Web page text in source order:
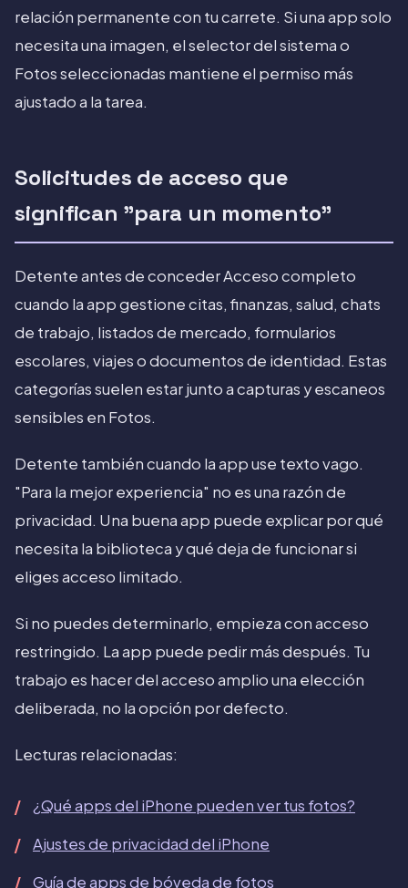
relación permanente con tu carrete. Si una app solo
necesita una imagen, el selector del sistema o
Fotos seleccionadas mantiene el permiso más
ajustado a la tarea.
Solicitudes de acceso que
significan "para un momento"
Detente antes de conceder Acceso completo
cuando la app gestione citas, finanzas, salud, chats
de trabajo, listados de mercado, formularios
escolares, viajes o documentos de identidad. Estas
categorías suelen estar junto a capturas y escaneos
sensibles en Fotos.
Detente también cuando la app use texto vago.
"Para la mejor experiencia" no es una razón de
privacidad. Una buena app puede explicar por qué
necesita la biblioteca y qué deja de funcionar si
eliges acceso limitado.
Si no puedes determinarlo, empieza con acceso
restringido. La app puede pedir más después. Tu
trabajo es hacer del acceso amplio una elección
deliberada, no la opción por defecto.
Lecturas relacionadas:
¿Qué apps del iPhone pueden ver tus fotos?
Ajustes de privacidad del iPhone
Guía de apps de bóveda de fotos